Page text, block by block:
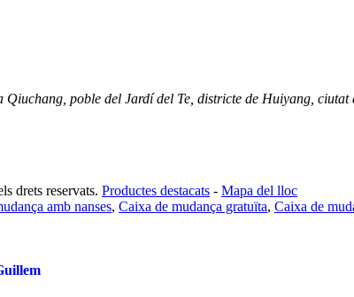
Qiuchang, poble del Jardí del Te, districte de Huiyang,
drets reservats. Productes destacats - Mapa del lloc
amb nanses, Caixa de mudança gratuïta, Caixa de